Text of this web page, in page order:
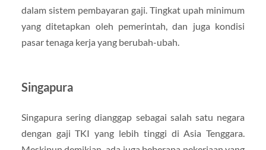
dalam sistem pembayaran gaji. Tingkat upah minimum
yang ditetapkan oleh pemerintah, dan juga kondisi
pasar tenaga kerja yang berubah-ubah.
Singapura
Singapura sering dianggap sebagai salah satu negara
dengan gaji TKI yang lebih tinggi di Asia Tenggara.